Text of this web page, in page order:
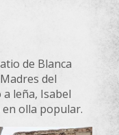
de Blanca
del
leña, Isabel
en olla popular.